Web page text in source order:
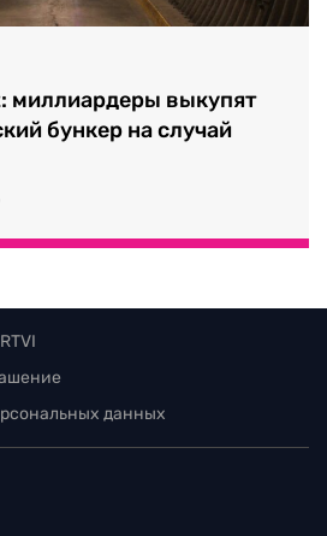
миллиардеры выкупят
бункер на случай
данных